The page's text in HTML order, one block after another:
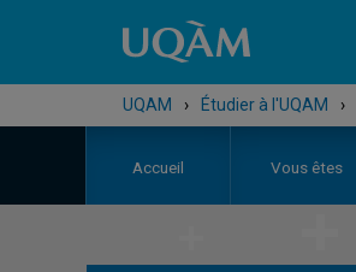
UQAM › Étudier à l'UQAM ›
Accueil Vous êtes